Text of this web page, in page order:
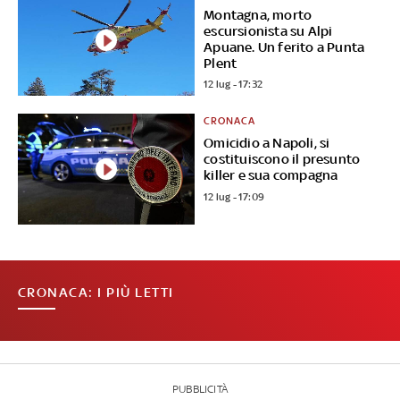
Montagna, morto
escursionista su Alpi
Apuane. Un ferito a Punta
Plent
12 lug - 17:32
Omicidio a Napoli, si
costituiscono il presunto
killer e sua compagna
CRONACA
12 lug - 17:09
CRONACA: I PIÙ LETTI
PUBBLICITÀ